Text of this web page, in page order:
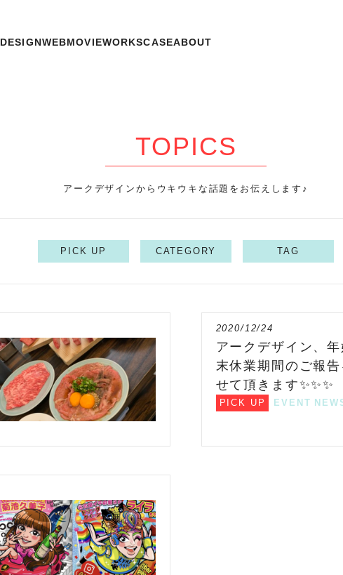
DESIGNWEBMOVIEWORKSCASEABOUT
TOPICS
アークデザインからウキウキな話題をお伝えします♪
PICK UP CATEGORY TAG
2020/12/24
アークデザイン、年
末休業期間のご報告
せて頂きます✨✨✨
PICK UP EVENT